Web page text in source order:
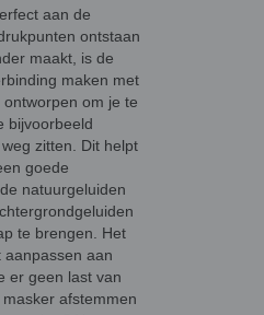
aan de
ontstaan
maakt, is de
maken met
om je te
bijvoorbeeld
zitten. Dit helpt
goede
natuurgeluiden
te brengen. Het
aan
er geen last van
afstemmen